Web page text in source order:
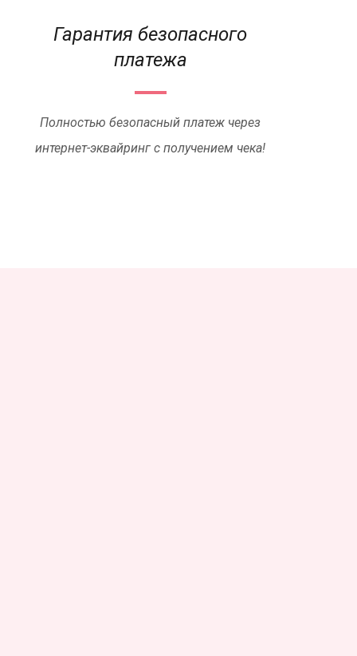
Гарантия безопасного
платежа
Полностью безопасный платеж через
интернет-эквайринг с получением чека!